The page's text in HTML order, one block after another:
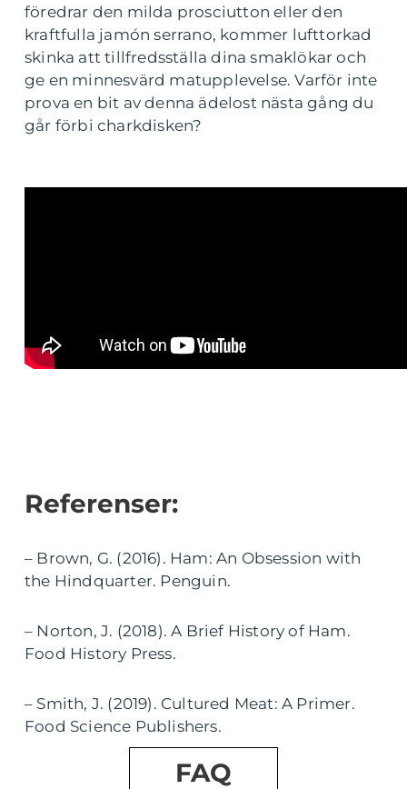
föredrar den milda prosciutton eller den
kraftfulla jamón serrano, kommer lufttorkad
skinka att tillfredsställa dina smaklökar och
ge en minnesvärd matupplevelse. Varför inte
prova en bit av denna ädelost nästa gång du
går förbi charkdisken?
Referenser:
– Brown, G. (2016). Ham: An Obsession with
the Hindquarter. Penguin.
– Norton, J. (2018). A Brief History of Ham.
Food History Press.
– Smith, J. (2019). Cultured Meat: A Primer.
Food Science Publishers.
FAQ